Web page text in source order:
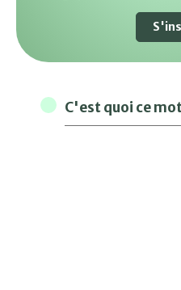
C'est quoi ce